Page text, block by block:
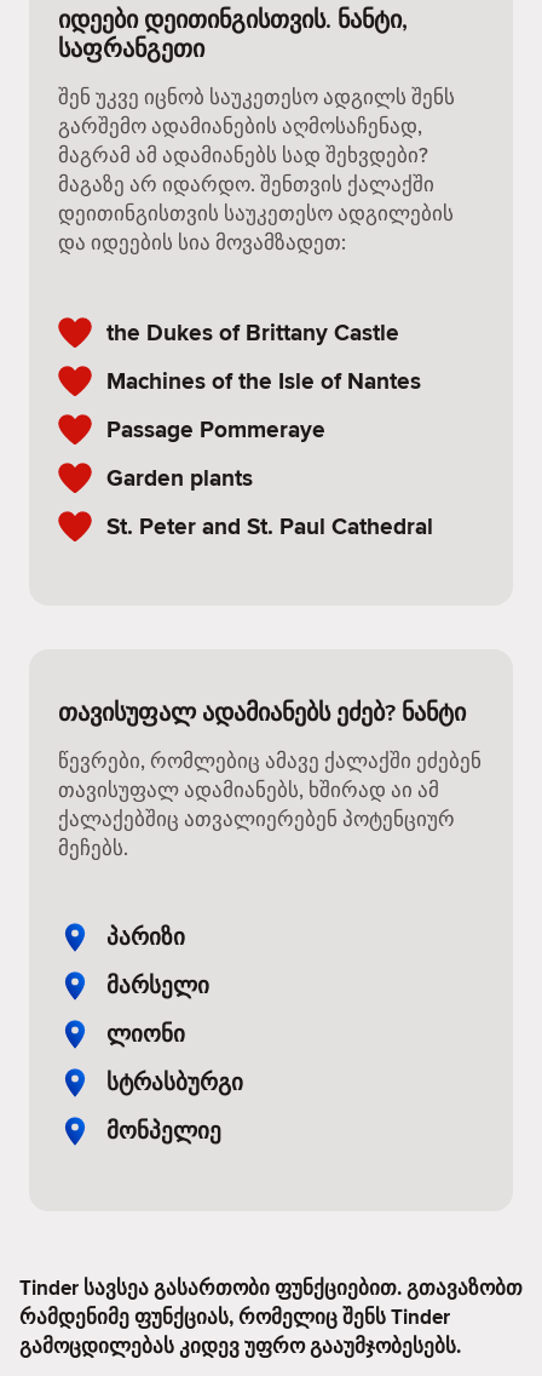
იდეები დეითინგისთვის. ნანტი,
საფრანგეთი
შენ უკვე იცნობ საუკეთესო ადგილს შენს
გარშემო ადამიანების აღმოსაჩენად,
მაგრამ ამ ადამიანებს სად შეხვდები?
მაგაზე არ იდარდო. შენთვის ქალაქში
დეითინგისთვის საუკეთესო ადგილების
და იდეების სია მოვამზადეთ:
the Dukes of Brittany Castle
Machines of the Isle of Nantes
Passage Pommeraye
Garden plants
St. Peter and St. Paul Cathedral
თავისუფალ ადამიანებს ეძებ? ნანტი
წევრები, რომლებიც ამავე ქალაქში ეძებენ
თავისუფალ ადამიანებს, ხშირად აი ამ
ქალაქებშიც ათვალიერებენ პოტენციურ
მეჩებს.
პარიზი
მარსელი
ლიონი
სტრასბურგი
მონპელიე
Tinder სავსეა გასართობი ფუნქციებით. გთავაზობთ
რამდენიმე ფუნქციას, რომელიც შენს Tinder
გამოცდილებას კიდევ უფრო გააუმჯობესებს.